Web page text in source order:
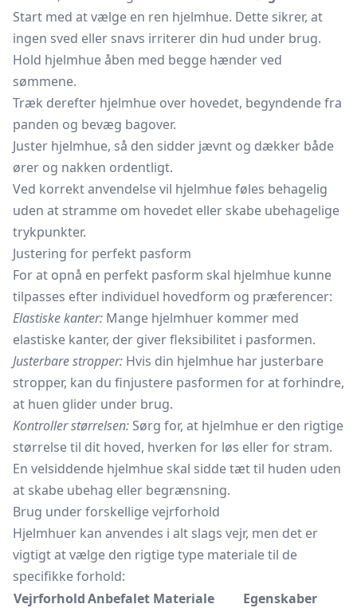
Start med at vælge en ren hjelmhue. Dette sikrer, at
ingen sved eller snavs irriterer din hud under brug.
Hold hjelmhue åben med begge hænder ved
sømmene.
Træk derefter hjelmhue over hovedet, begyndende fra
panden og bevæg bagover.
Juster hjelmhue, så den sidder jævnt og dækker både
ører og nakken ordentligt.
Ved korrekt anvendelse vil hjelmhue føles behagelig
uden at stramme om hovedet eller skabe ubehagelige
trykpunkter.
Justering for perfekt pasform
For at opnå en perfekt pasform skal hjelmhue kunne
tilpasses efter individuel hovedform og præferencer:
Elastiske kanter: Mange hjelmhuer kommer med
elastiske kanter, der giver fleksibilitet i pasformen.
Justerbare stropper: Hvis din hjelmhue har justerbare
stropper, kan du finjustere pasformen for at forhindre,
at huen glider under brug.
Kontroller størrelsen: Sørg for, at hjelmhue er den rigtige
størrelse til dit hoved, hverken for løs eller for stram.
En velsiddende hjelmhue skal sidde tæt til huden uden
at skabe ubehag eller begrænsning.
Brug under forskellige vejrforhold
Hjelmhuer kan anvendes i alt slags vejr, men det er
vigtigt at vælge den rigtige type materiale til de
specifikke forhold:
VejrforholdAnbefalet Materiale
Egenskaber